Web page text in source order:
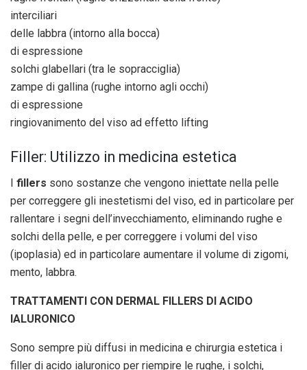
interciliari
delle labbra (intorno alla bocca)
di espressione
solchi glabellari (tra le sopracciglia)
zampe di gallina (rughe intorno agli occhi)
di espressione
ringiovanimento del viso ad effetto lifting
Filler: Utilizzo in medicina estetica
fillers sono sostanze che vengono iniettate nella pelle
per correggere gli inestetismi del viso, ed in particolare per
rallentare i segni dell’invecchiamento, eliminando rughe e
solchi della pelle, e per correggere i volumi del viso
(ipoplasia) ed in particolare aumentare il volume di zigomi,
mento, labbra.
TRATTAMENTI CON DERMAL FILLERS DI ACIDO
IALURONICO
Sono sempre più diffusi in medicina e chirurgia estetica i
filler di acido ialuronico per riempire le rughe, i solchi,